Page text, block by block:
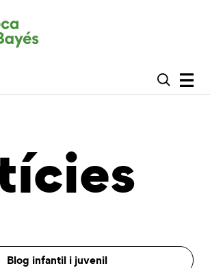
Blog infantil i juvenil